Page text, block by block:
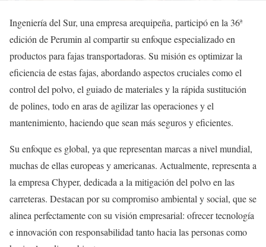
Ingeniería del Sur, una empresa arequipeña, participó en la 36ª
edición de Perumin al compartir su enfoque especializado en
productos para fajas transportadoras. Su misión es optimizar la
eficiencia de estas fajas, abordando aspectos cruciales como el
control del polvo, el guiado de materiales y la rápida sustitución
de polines, todo en aras de agilizar las operaciones y el
mantenimiento, haciendo que sean más seguros y eficientes.
Su enfoque es global, ya que representan marcas a nivel mundial,
muchas de ellas europeas y americanas. Actualmente, representa a
la empresa Chyper, dedicada a la mitigación del polvo en las
carreteras. Destacan por su compromiso ambiental y social, que se
alinea perfectamente con su visión empresarial: ofrecer tecnología
e innovación con responsabilidad tanto hacia las personas como